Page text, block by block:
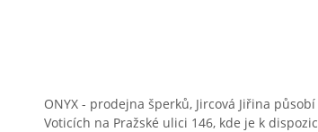
ONYX - prodejna šperků, Jircová Jiřina
Voticích na Pražské ulici 146, kde je k